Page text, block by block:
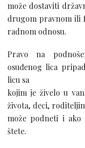
može dostaviti
drugom pravnom ili
radnom odnosu.
Pravo na
osuđenog lica
licu sa
kojim je živelo u
života, deci,
može podneti i ako
štete.